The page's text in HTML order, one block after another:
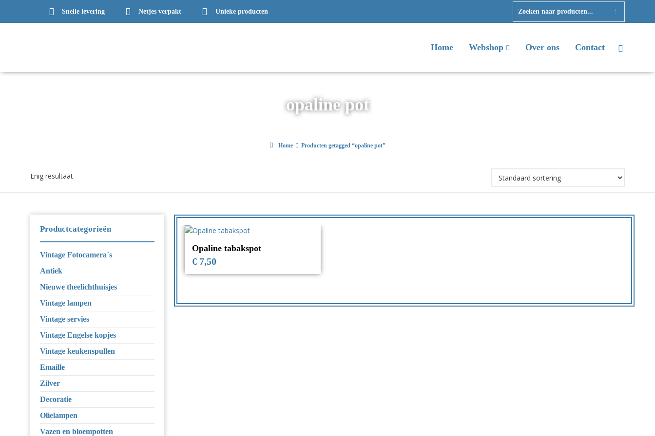
Snelle levering Netjes verpakt Unieke producten
Home Webshop Over ons Contact
opaline pot
Home Producten getagged “opaline pot”
Enig resultaat
Opaline tabakspot
€ 7,50
Productcategorieën
Vintage Fotocamera´s
Antiek
Nieuwe theelichthuisjes
Vintage lampen
Vintage servies
Vintage Engelse kopjes
Vintage keukenspullen
Emaille
Zilver
Decoratie
Olielampen
Vazen en bloempotten